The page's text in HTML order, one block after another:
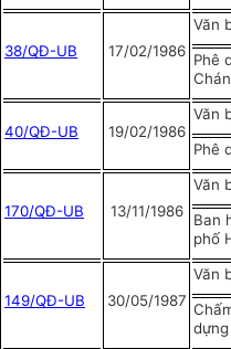
38/QĐ-UB 17/02/1986
Văn
Phê
40/QĐ-UB 19/02/1986
Văn
Phê
170/QĐ-UB 13/11/1986
Văn
Ban
phố
149/QĐ-UB 30/05/1987
Văn